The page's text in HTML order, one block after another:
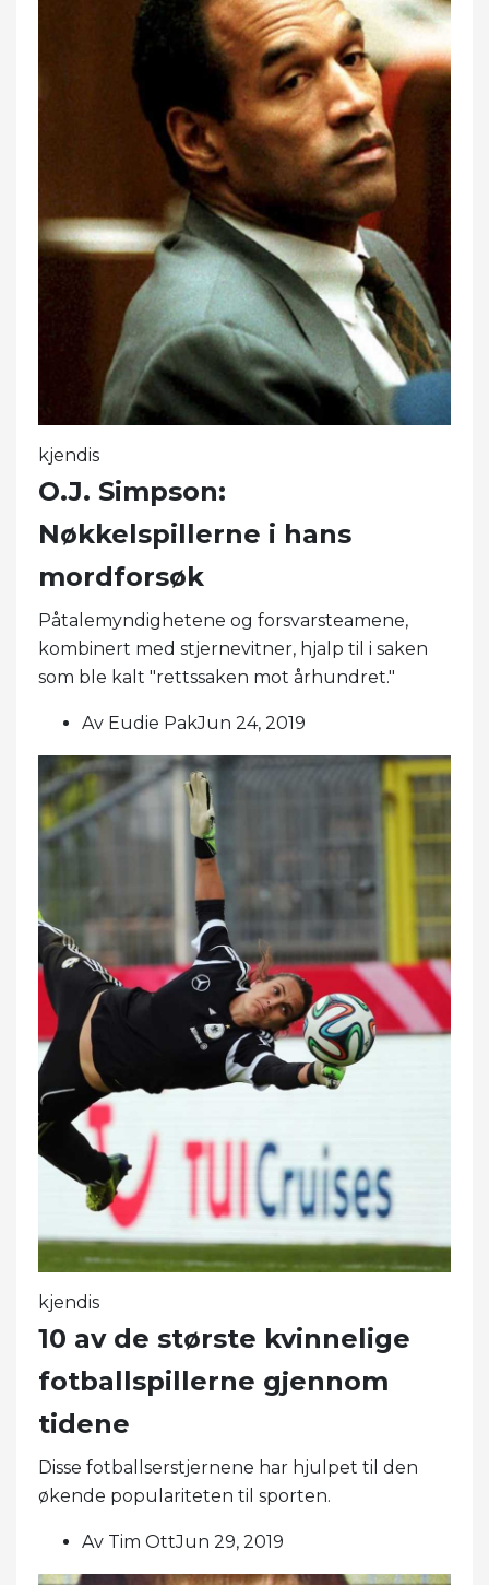
kjendis
O.J. Simpson:
Nøkkelspillerne i hans
mordforsøk
Påtalemyndighetene og forsvarsteamene,
kombinert med stjernevitner, hjalp til i saken
som ble kalt "rettssaken mot århundret."
Av Eudie PakJun 24, 2019
kjendis
10 av de største kvinnelige
fotballspillerne gjennom
tidene
Disse fotballserstjernene har hjulpet til den
økende populariteten til sporten.
Av Tim OttJun 29, 2019